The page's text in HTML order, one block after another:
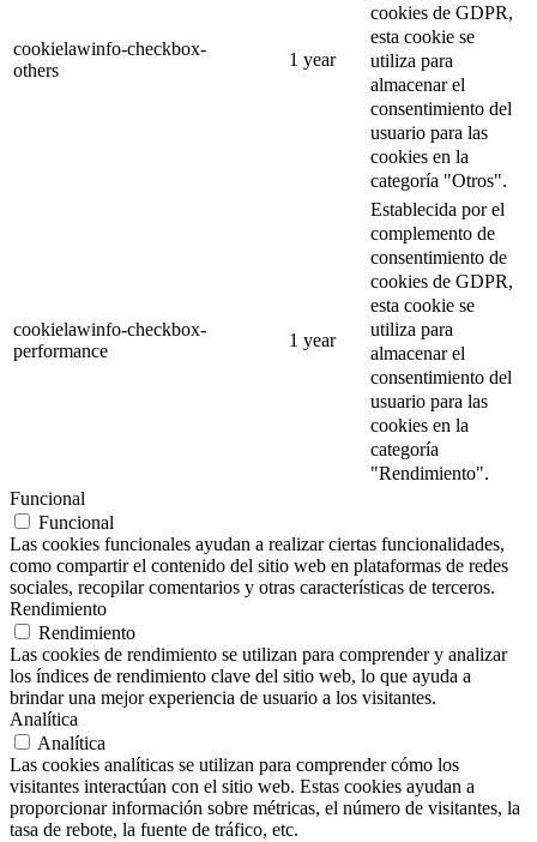
cookielawinfo-checkbox-
others
1 year
cookies de GDPR,
esta cookie se
utiliza para
almacenar el
consentimiento del
usuario para las
cookies en la
categoría "Otros".
cookielawinfo-checkbox-
performance
1 year
Establecida por el
complemento de
consentimiento de
cookies de GDPR,
esta cookie se
utiliza para
almacenar el
consentimiento del
usuario para las
cookies en la
categoría
"Rendimiento".
Funcional
Funcional
Las cookies funcionales ayudan a realizar ciertas funcionalidades,
como compartir el contenido del sitio web en plataformas de redes
sociales, recopilar comentarios y otras características de terceros.
Rendimiento
Rendimiento
Las cookies de rendimiento se utilizan para comprender y analizar
los índices de rendimiento clave del sitio web, lo que ayuda a
brindar una mejor experiencia de usuario a los visitantes.
Analítica
Analítica
Las cookies analíticas se utilizan para comprender cómo los
visitantes interactúan con el sitio web. Estas cookies ayudan a
proporcionar información sobre métricas, el número de visitantes, la
tasa de rebote, la fuente de tráfico, etc.